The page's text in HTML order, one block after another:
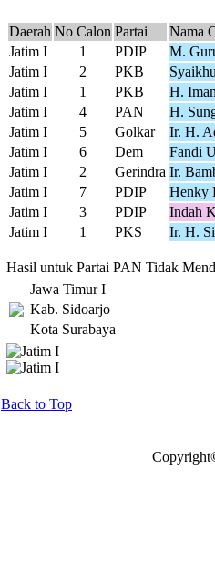
Daerah No Calon Partai
Nama
Jatim I
1 PDIP
M.
Jatim I
2 PKB
Jatim I
1 PKB
H.
Jatim I
4 PAN
H.
Jatim I
5 Golkar
Ir. H.
Jatim I
6 Dem
Fandi
Jatim I
2 Gerindra Ir.
Jatim I
7 PDIP
Henky
Jatim I
3 PDIP
Indah
Jatim I
1 PKS Ir. H.
Hasil untuk Partai PAN Tidak
Jawa Timur I
Kab. Sidoarjo
Kota Surabaya
Back to Top